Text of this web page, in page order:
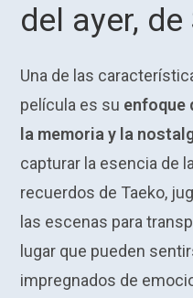
del ayer,
Una de las
película es su enfoque
la memoria y la
capturar la esencia de
recuerdos de Taeko,
las escenas para
lugar que pueden
impregnados de